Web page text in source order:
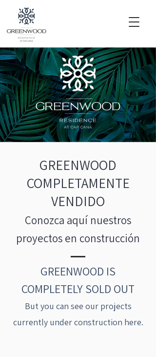
GREENWOOD
COMPLETAMENTE
VENDIDO
Conozca aquí nuestros
proyectos en construcción
GREENWOOD IS
COMPLETELY SOLD OUT
But you can see our projects
currently under construction here.